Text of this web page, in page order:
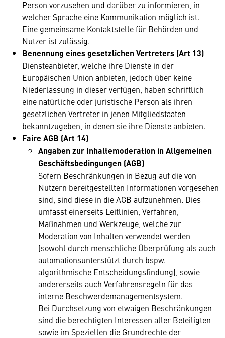
Person vorzusehen und darüber zu informieren, in
welcher Sprache eine Kommunikation möglich ist.
Eine gemeinsame Kontaktstelle für Behörden und
Nutzer ist zulässig.
Benennung eines gesetzlichen Vertreters (Art 13)
Diensteanbieter, welche ihre Dienste in der
Europäischen Union anbieten, jedoch über keine
Niederlassung in dieser verfügen, haben schriftlich
eine natürliche oder juristische Person als ihren
gesetzlichen Vertreter in jenen Mitgliedstaaten
bekanntzugeben, in denen sie ihre Dienste anbieten.
Faire AGB (Art 14)
Angaben zur Inhaltemoderation in Allgemeinen
Geschäftsbedingungen (AGB)
Sofern Beschränkungen in Bezug auf die von
Nutzern bereitgestellten Informationen vorgesehen
sind, sind diese in die AGB aufzunehmen. Dies
umfasst einerseits Leitlinien, Verfahren,
Maßnahmen und Werkzeuge, welche zur
Moderation von Inhalten verwendet werden
(sowohl durch menschliche Überprüfung als auch
automationsunterstützt durch bspw.
algorithmische Entscheidungsfindung), sowie
andererseits auch Verfahrensregeln für das
interne Beschwerdemanagementsystem.
Bei Durchsetzung von etwaigen Beschränkungen
sind die berechtigten Interessen aller Beteiligten
sowie im Speziellen die Grundrechte der